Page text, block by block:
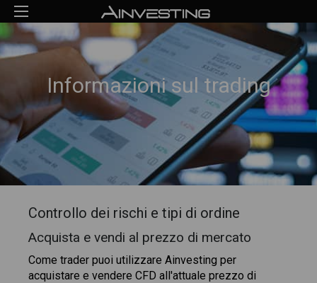
Informazioni sul trading
Controllo dei rischi e tipi di ordine
Acquista e vendi al prezzo di mercato
Come trader puoi utilizzare Ainvesting per
acquistare e vendere CFD all'attuale prezzo di